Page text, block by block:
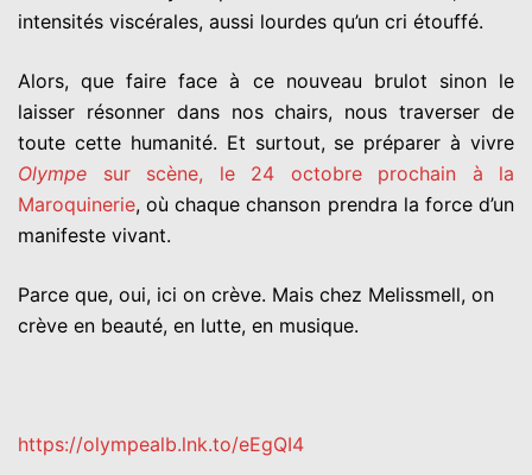
intensités viscérales, aussi lourdes qu’un cri étouffé.
Alors, que faire face à ce nouveau brulot sinon le
laisser résonner dans nos chairs, nous traverser de
toute cette humanité. Et surtout, se préparer à vivre
Olympe sur scène, le 24 octobre prochain à la
Maroquinerie, où chaque chanson prendra la force d’un
manifeste vivant.
Parce que, oui, ici on crève. Mais chez Melissmell, on
crève en beauté, en lutte, en musique.
https://olympealb.lnk.to/eEgQI4